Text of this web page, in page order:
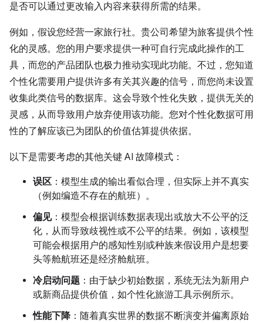
是否可以通过更改输入内容来获得所需的结果。
例如，假设您经营一家旅行社。贵公司希望为旅客提供个性
化的灵感。您的用户要求提供一种可自行完成此操作的工
具，而您的产品团队也极力推动实现此功能。不过，您知道
个性化需要用户提供许多有关其兴趣的信号，而您尚未设置
收集此类信号的数据库。这会导致个性化失败，提供无关的
灵感，从而导致用户放弃使用该功能。您对个性化数据可用
性的了解应该已为团队的价值估算提供依据。
以下是需要考虑的其他关键 AI 故障模式：
误区 ：模型生成的输出看似合理，但实际上并不真实
（例如编造不存在的航班）。
偏见：模型会根据训练数据表现出或放大不公平的泛
化，从而导致歧视性或不公平的结果。例如，该模型
可能会根据用户的感知性别或种族来假设用户是想要
头等舱航班还是经济舱航班。
冷启动问题 ：由于缺少初始数据，系统无法为新用户
或新商品提供价值，如个性化旅游工具示例所示。
性能下降 ：随着真实世界的数据不断演变并偏离原始